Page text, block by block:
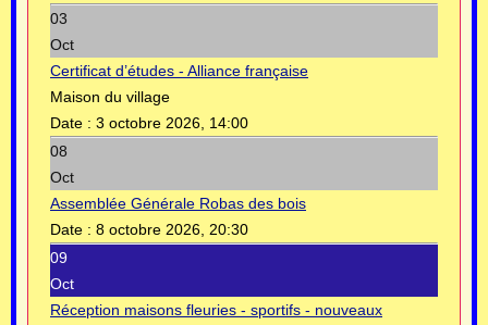
03
Oct
Certificat d’études - Alliance française
Maison du village
Date : 3 octobre 2026, 14:00
08
Oct
Assemblée Générale Robas des bois
Date : 8 octobre 2026, 20:30
09
Oct
Réception maisons fleuries - sportifs - nouveaux